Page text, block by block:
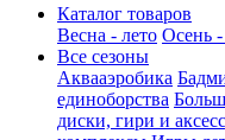
Каталог товаров
Весна - лето Осень -
Все сезоны
Аквааэробика
единоборства
диски, гири и